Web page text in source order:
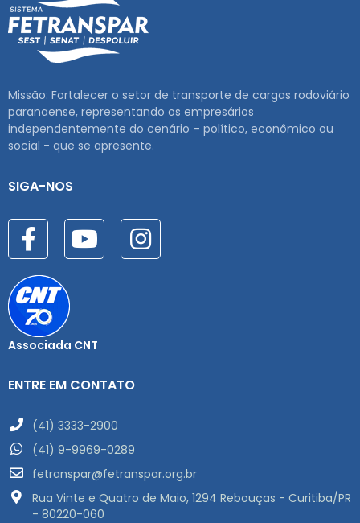
Missão: Fortalecer o setor de transporte de cargas rodoviário
paranaense, representando os empresários
independentemente do cenário – político, econômico ou
social - que se apresente.
SIGA-NOS
Associada CNT
ENTRE EM CONTATO
(41) 3333-2900
(41) 9-9969-0289
fetranspar@fetranspar.org.br
Rua Vinte e Quatro de Maio, 1294 Rebouças - Curitiba/PR
- 80220-060